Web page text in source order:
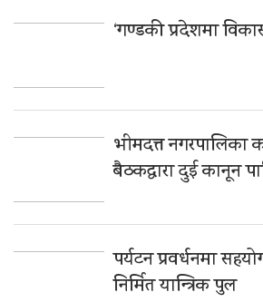
‘गण्डकी प्रदेशमा
भीमदत्त नगरपालिका
बैठकद्वारा दुई कानून
पर्यटन प्रवर्धनमा
निर्मित यान्त्रिक पुल